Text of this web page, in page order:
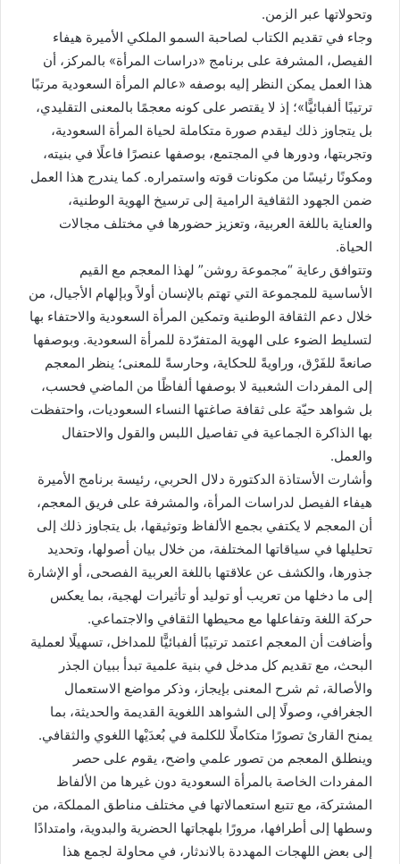
وتحولاتها عبر الزمن.
وجاء في تقديم الكتاب لصاحبة السمو الملكي الأميرة هيفاء
الفيصل، المشرفة على برنامج «دراسات المرأة» بالمركز، أن
هذا العمل يمكن النظر إليه بوصفه «عالم المرأة السعودية مرتبًا
ترتيبًا ألفبائيًّا»؛ إذ لا يقتصر على كونه معجمًا بالمعنى التقليدي،
بل يتجاوز ذلك ليقدم صورة متكاملة لحياة المرأة السعودية،
وتجربتها، ودورها في المجتمع، بوصفها عنصرًا فاعلًا في بنيته،
ومكونًا رئيسًا من مكونات قوته واستمراره. كما يندرج هذا العمل
ضمن الجهود الثقافية الرامية إلى ترسيخ الهوية الوطنية،
والعناية باللغة العربية، وتعزيز حضورها في مختلف مجالات
الحياة.
وتتوافق رعاية “مجموعة روشن” لهذا المعجم مع القيم
الأساسية للمجموعة التي تهتم بالإنسان أولاً وبإلهام الأجيال، من
خلال دعم الثقافة الوطنية وتمكين المرأة السعودية والاحتفاء بها
لتسليط الضوء على الهوية المتفرّدة للمرأة السعودية. وبوصفها
صانعةً للفَرْق، وراويةً للحكاية، وحارسةً للمعنى؛ ينظر المعجم
إلى المفردات الشعبية لا بوصفها ألفاظًا من الماضي فحسب،
بل شواهد حيّة على ثقافة صاغتها النساء السعوديات، واحتفظت
بها الذاكرة الجماعية في تفاصيل اللبس والقول والاحتفال
والعمل.
وأشارت الأستاذة الدكتورة دلال الحربي، رئيسة برنامج الأميرة
هيفاء الفيصل لدراسات المرأة، والمشرفة على فريق المعجم،
أن المعجم لا يكتفي بجمع الألفاظ وتوثيقها، بل يتجاوز ذلك إلى
تحليلها في سياقاتها المختلفة، من خلال بيان أصولها، وتحديد
جذورها، والكشف عن علاقتها باللغة العربية الفصحى، أو الإشارة
إلى ما دخلها من تعريب أو توليد أو تأثيرات لهجية، بما يعكس
حركة اللغة وتفاعلها مع محيطها الثقافي والاجتماعي.
وأضافت أن المعجم اعتمد ترتيبًا ألفبائيًّا للمداخل، تسهيلًا لعملية
البحث، مع تقديم كل مدخل في بنية علمية تبدأ ببيان الجذر
والأصالة، ثم شرح المعنى بإيجاز، وذكر مواضع الاستعمال
الجغرافي، وصولًا إلى الشواهد اللغوية القديمة والحديثة، بما
يمنح القارئ تصورًا متكاملًا للكلمة في بُعدَيْها اللغوي والثقافي.
وينطلق المعجم من تصور علمي واضح، يقوم على حصر
المفردات الخاصة بالمرأة السعودية دون غيرها من الألفاظ
المشتركة، مع تتبع استعمالاتها في مختلف مناطق المملكة، من
وسطها إلى أطرافها، مرورًا بلهجاتها الحضرية والبدوية، وامتدادًا
إلى بعض اللهجات المهددة بالاندثار، في محاولة لجمع هذا